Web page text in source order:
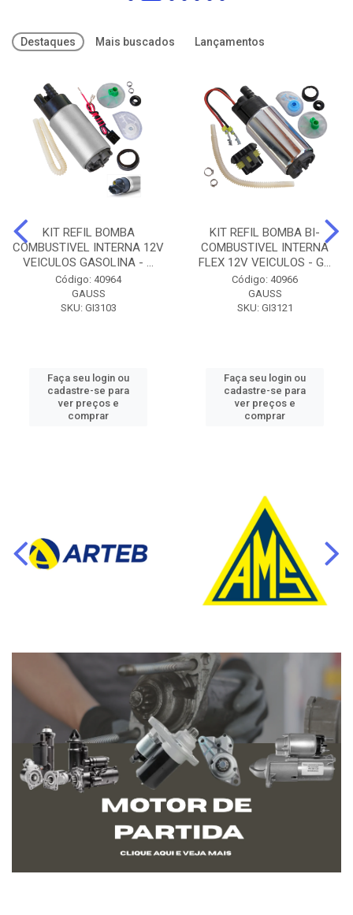
Destaques Mais buscados Lançamentos
KIT REFIL BOMBA
COMBUSTIVEL INTERNA 12V
VEICULOS GASOLINA - ...
Código: 40964
GAUSS
SKU: GI3103
Faça seu login ou
cadastre-se para
ver preços e
comprar
KIT REFIL BOMBA BI-
COMBUSTIVEL INTERNA
FLEX 12V VEICULOS - G...
Código: 40966
GAUSS
SKU: GI3121
Faça seu login ou
cadastre-se para
ver preços e
comprar